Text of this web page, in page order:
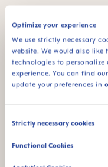
Optimize your experience
We use strictly necessary
website. We would also
technologies to personalize
experience. You can find
update your preferences in
Consent
Strictly necessary cookies
Functional Cookies
de MAM están
fabricados con
materiales libres
BPA y BPS.
FAQ
¿Cómo funciona